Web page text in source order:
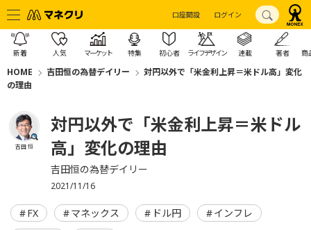
口座開設 ログイン
新着 人気 マーケット 特集 初心者 ライフデザイン 連載 著者 商
HOME 吉田恒の為替デイリー
対円以外で「米金利上昇＝米ドル高」変化
の理由
吉田 恒
対円以外で「米金利上昇＝米ドル
高」変化の理由
吉田恒の為替デイリー
2021/11/16
FX マネックス ドル円
インフレ